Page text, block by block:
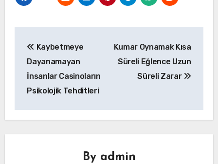
gezinmesi
Kaybetmeye
Dayanamayan
İnsanlar Casinoların
Psikolojik Tehditleri
Kumar Oynamak Kısa
Süreli Eğlence Uzun
Süreli Zarar
By admin